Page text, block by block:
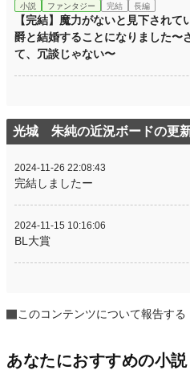
小説 ファンタジー 完結 長編
【完結】魔力がないと見下され
爵と結婚することになりました〜
て、冗談じゃない〜
光城 朱純の近況ボードの更
2024-11-26 22:08:43
完結しましたー
2024-11-15 10:16:06
BL大賞
このコンテンツについて報告する
あなたにおすすめの小説